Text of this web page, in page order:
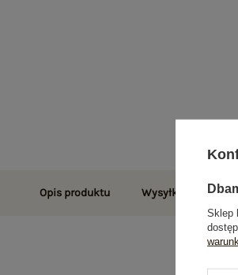
Opis produktu Wysyłka i dostawa
Sklep